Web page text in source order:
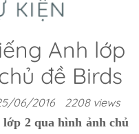
Anh lớp
đề Birds
06/2016
2208 views
2 qua hình ảnh chủ